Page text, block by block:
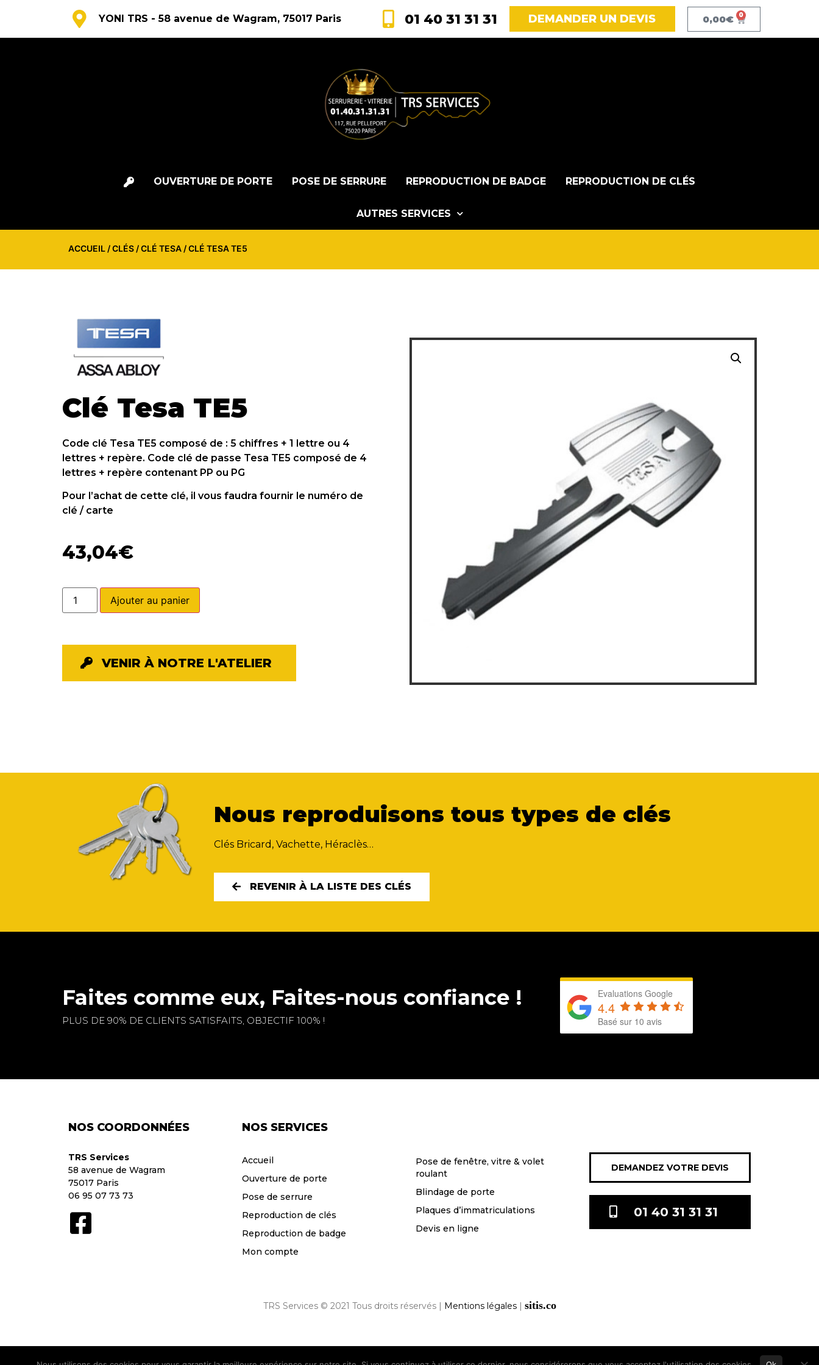
YONI TRS - 58 avenue de Wagram, 75017 Paris 01 40 31 31 31 DEMANDER UN DEVIS 0,00€ 0
OUVERTURE DE PORTE POSE DE SERRURE REPRODUCTION DE BADGE REPRODUCTION DE CLÉS
AUTRES SERVICES
ACCUEIL /CLÉS /CLÉ TESA / CLÉ TESA TE5
Clé Tesa TE5
Code clé Tesa TE5 composé de : 5 chiffres + 1 lettre ou 4
lettres + repère. Code clé de passe Tesa TE5 composé de 4
lettres + repère contenant PP ou PG
Pour l’achat de cette clé, il vous faudra fournir le numéro de
clé / carte
43,04€
Ajouter au panier
VENIR À NOTRE L'ATELIER
Nous reproduisons tous types de clés
Clés Bricard, Vachette, Héraclès…
REVENIR À LA LISTE DES CLÉS
Faites comme eux, Faites-nous confiance !
PLUS DE 90% DE CLIENTS SATISFAITS, OBJECTIF 100% !
Evaluations Google
4.4
Basé sur 10 avis
NOS COORDONNÉES
TRS Services
58 avenue de Wagram
75017 Paris
06 95 07 73 73
NOS SERVICES
Accueil
Ouverture de porte
Pose de serrure
Reproduction de clés
Reproduction de badge
Mon compte
Pose de fenêtre, vitre & volet
roulant
Blindage de porte
Plaques d’immatriculations
Devis en ligne
DEMANDEZ VOTRE DEVIS
01 40 31 31 31
TRS Services © 2021 Tous droits réservés | Mentions légales| sitis.co